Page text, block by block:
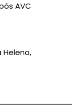
AVC
Helena,